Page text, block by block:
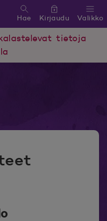
Valikko
Hae Kirjaudu
tietoja